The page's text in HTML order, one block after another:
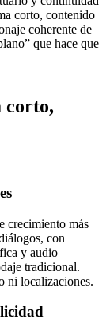
corto, contenido
coherente de
que hace que
corto,
crecimiento más
con
y audio
tradicional.
ni localizaciones.